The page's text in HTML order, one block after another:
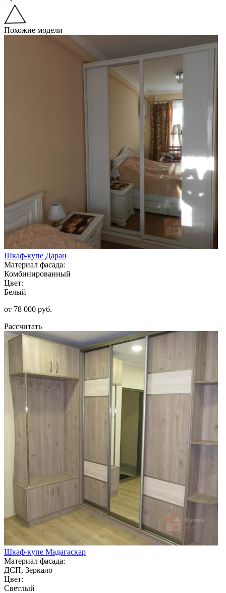
Похожие модели
Шкаф-купе Даран
Материал фасада:
Комбинированный
Цвет:
Белый
от 78 000 руб.
Рассчитать
Шкаф-купе Мадагаскар
Материал фасада:
ДСП, Зеркало
Цвет:
Светлый